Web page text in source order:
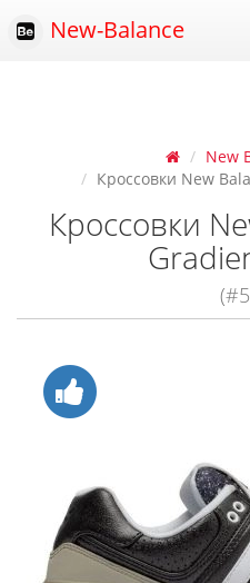
New-Balance
New
Кроссовки New
Кроссовки